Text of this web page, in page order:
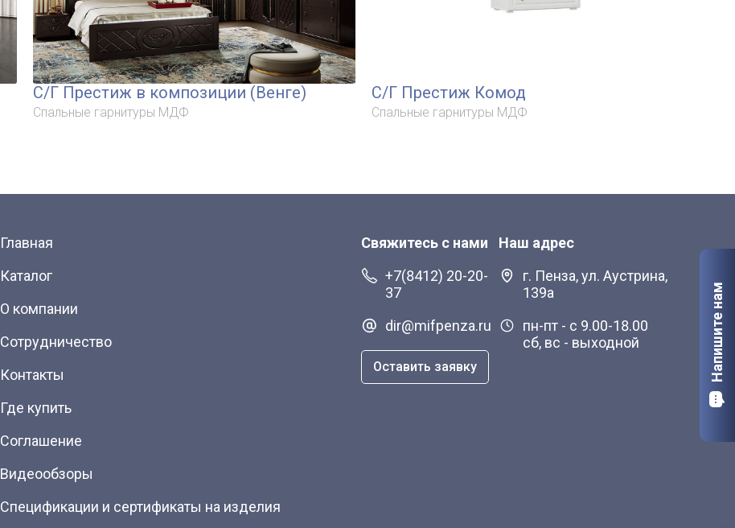
С/Г Престиж в композиции (Венге)
Спальные гарнитуры МДФ
С/Г Престиж Комод
Спальные гарнитуры МДФ
Главная
Каталог
О компании
Сотрудничество
Контакты
Где купить
Соглашение
Видеообзоры
Спецификации и сертификаты на изделия
Свяжитесь с нами
+7(8412) 20-20-
37
dir@mifpenza.ru
Оставить заявку
Наш адрес
г. Пенза, ул. Аустрина,
139а
пн-пт - с 9.00-18.00
сб, вс - выходной
Напишите нам